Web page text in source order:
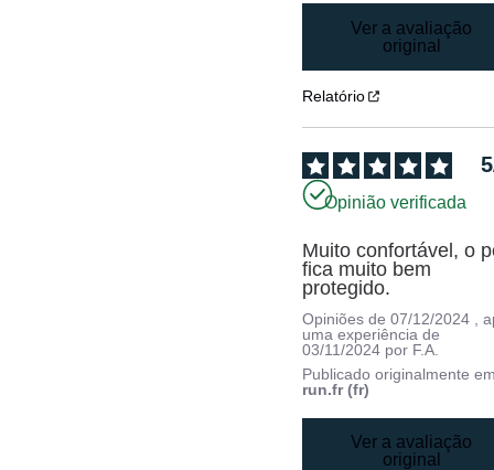
Ver a avaliação
original
Relatório
5
Opinião verificada
Muito confortável, o
fica muito bem
protegido.
Opiniões de07/12/2024
,
uma experiência de
03/11/2024 por F.A.
Publicado originalmente
run.fr (fr)
Ver a avaliação
original